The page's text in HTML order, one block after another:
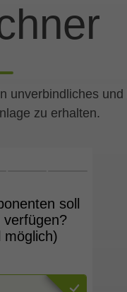
unverbindliches
zu erhalten.